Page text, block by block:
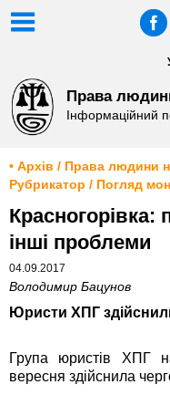
Права
Інформаційний
• Архів / Права людини
Рубрикатор / Погляд
Красногорівка:
інші проблеми
04.09.2017
Володимир Бацунов
Юристи ХПГ
Група юристів ХПГ
вересня здійснила